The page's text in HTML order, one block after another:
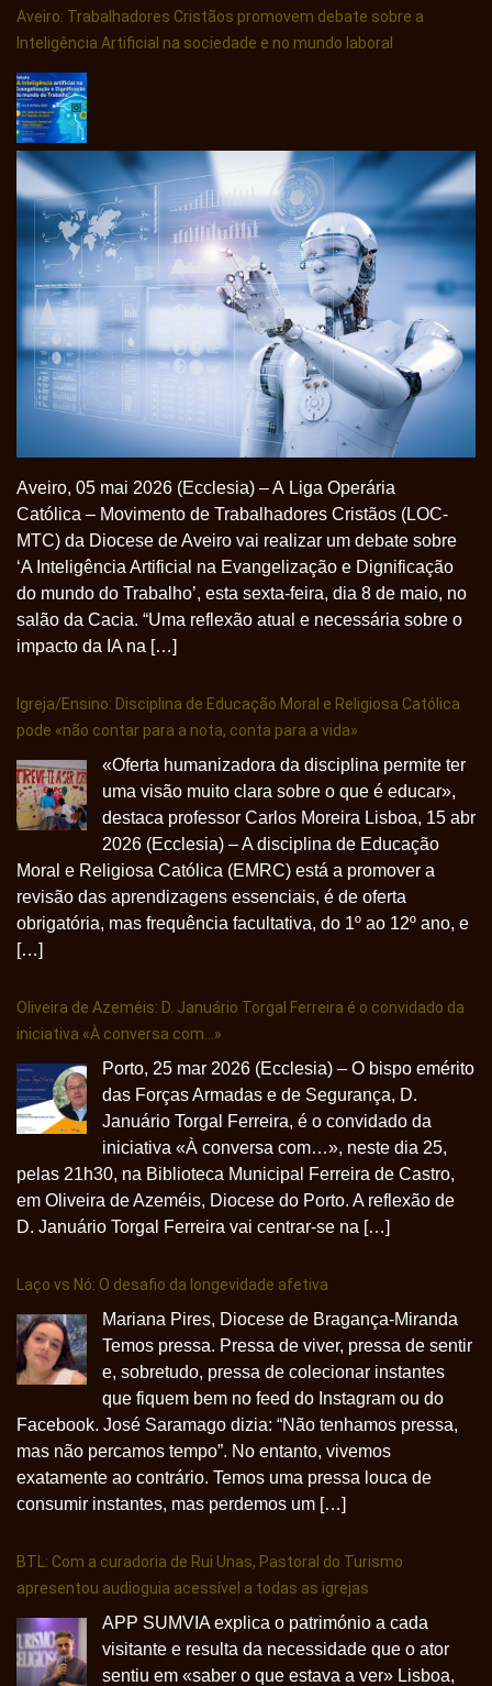
Aveiro: Trabalhadores Cristãos promovem debate sobre a
Inteligência Artificial na sociedade e no mundo laboral
Aveiro, 05 mai 2026 (Ecclesia) – A Liga Operária
Católica – Movimento de Trabalhadores Cristãos (LOC-
MTC) da Diocese de Aveiro vai realizar um debate sobre
‘A Inteligência Artificial na Evangelização e Dignificação
do mundo do Trabalho’, esta sexta-feira, dia 8 de maio, no
salão da Cacia. “Uma reflexão atual e necessária sobre o
impacto da IA na […]
Igreja/Ensino: Disciplina de Educação Moral e Religiosa Católica
pode «não contar para a nota, conta para a vida»
«Oferta humanizadora da disciplina permite ter
uma visão muito clara sobre o que é educar»,
destaca professor Carlos Moreira Lisboa, 15 abr
2026 (Ecclesia) – A disciplina de Educação
Moral e Religiosa Católica (EMRC) está a promover a
revisão das aprendizagens essenciais, é de oferta
obrigatória, mas frequência facultativa, do 1º ao 12º ano, e
[…]
Oliveira de Azeméis: D. Januário Torgal Ferreira é o convidado da
iniciativa «À conversa com…»
Porto, 25 mar 2026 (Ecclesia) – O bispo emérito
das Forças Armadas e de Segurança, D.
Januário Torgal Ferreira, é o convidado da
iniciativa «À conversa com…», neste dia 25,
pelas 21h30, na Biblioteca Municipal Ferreira de Castro,
em Oliveira de Azeméis, Diocese do Porto. A reflexão de
D. Januário Torgal Ferreira vai centrar-se na […]
Laço vs Nó: O desafio da longevidade afetiva
Mariana Pires, Diocese de Bragança-Miranda
Temos pressa. Pressa de viver, pressa de sentir
e, sobretudo, pressa de colecionar instantes
que fiquem bem no feed do Instagram ou do
Facebook. José Saramago dizia: “Não tenhamos pressa,
mas não percamos tempo”. No entanto, vivemos
exatamente ao contrário. Temos uma pressa louca de
consumir instantes, mas perdemos um […]
BTL: Com a curadoria de Rui Unas, Pastoral do Turismo
apresentou audioguia acessível a todas as igrejas
APP SUMVIA explica o património a cada
visitante e resulta da necessidade que o ator
sentiu em «saber o que estava a ver» Lisboa,